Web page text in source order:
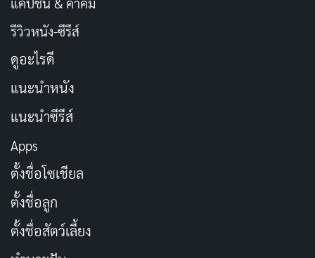
ดนตรีประกอบและเพลงประกอบภาพยนตร์ก็เป็นอีกหนึ่ง ที่
ช่วยเสริมอารมณ์และสร้างสีสันให้กับเรื่องราวได้เป็นอย่างดี
สรุป
“อีสานซอมบี้” คือภาพยนตร์ไทยที่กล้าที่จะแตกต่างและ
ขวัญเข้ากับวัฒนธรรมอีสานได้อย่างลงตัว
ถึงแม้จะมีข้อจำกัดในเรื่องของงบประมาณ แต่ทีมงานก็
สามารถสร้างสรรค์ภาพยนตร์ที่สนุกสนานและน่าจดจำได้
อย่างยอดเยี่ยม
รีวิวหนัง-ซีรีส์
ดูอะไรดี
แนะนำหนัง
แนะนำซีรีส์
Apps
ตั้งชื่อโซเชียล
ตั้งชื่อลูก
ตั้งชื่อสัตว์เลี้ยง